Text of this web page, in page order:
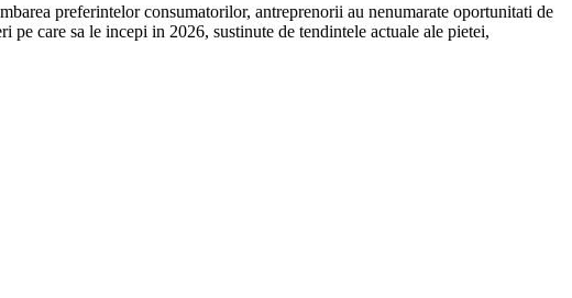
preferintelor consumatorilor, antreprenorii au nenumarate oportunitati de
care sa le incepi in 2026, sustinute de tendintele actuale ale pietei,